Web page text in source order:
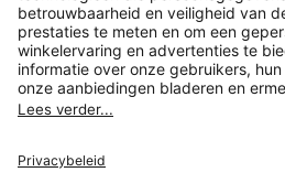
Versleuteling met